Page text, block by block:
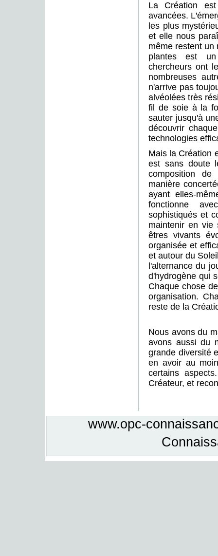
La Création
avancées.
les plus
et elle nous
même restent un
plantes est un
chercheurs ont
nombreuses
n'arrive pas
alvéolées très
fil de soie à la
sauter jusqu'à
découvrir
technologies
Mais la Création
est sans doute
composition de
manière
ayant elles-
fonctionne
sophistiqués et
maintenir en vie
êtres vivants
organisée et
et autour du
l'alternance du
d'hydrogène qui
Chaque chose
organisation.
reste de la
Nous avons du
avons aussi du
grande diversité
en avoir au
certains
Créateur, et
www.opc-